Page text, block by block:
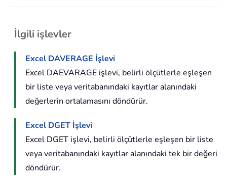
İlgili işlevler
Excel DAVERAGE İşlevi
Excel DAEVARAGE işlevi, belirli ölçütlerle eşleşen
bir liste veya veritabanındaki kayıtlar alanındaki
değerlerin ortalamasını döndürür.
Excel DGET İşlevi
Excel DGET işlevi, belirli ölçütlerle eşleşen bir liste
veya veritabanındaki kayıtlar alanındaki tek bir değeri
döndürür.